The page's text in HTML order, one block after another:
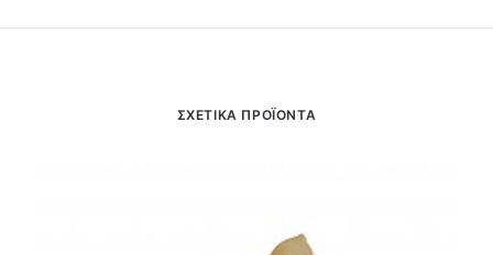
ΣΧΕΤΙΚΑ ΠΡΟΪΟΝΤΑ